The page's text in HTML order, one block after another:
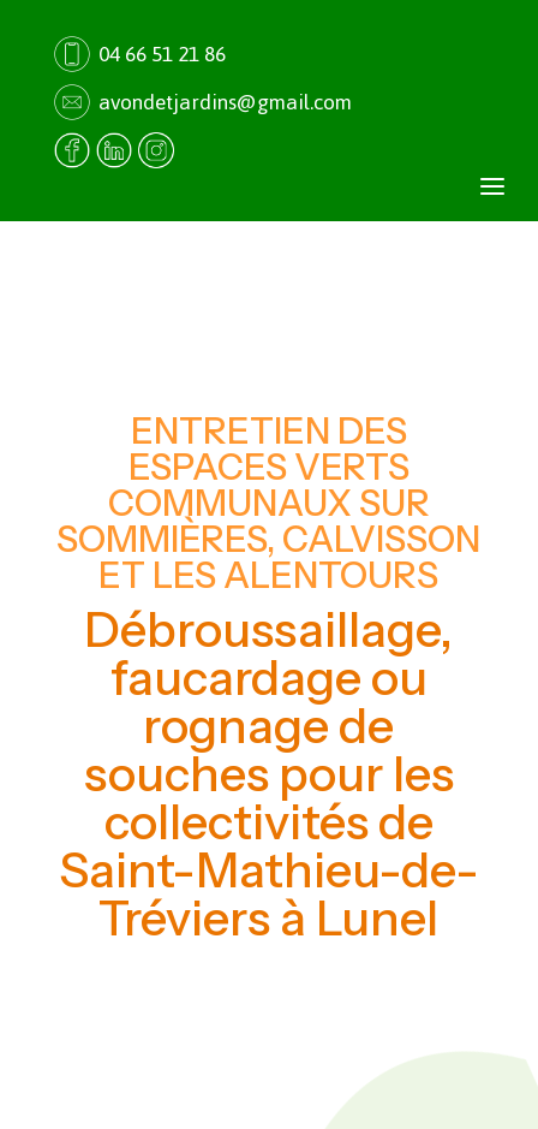
04 66 51 21 86
avondetjardins@gmail.com
a
ENTRETIEN DES
ESPACES VERTS
COMMUNAUX SUR
SOMMIÈRES, CALVISSON
ET LES ALENTOURS
Débroussaillage,
faucardage ou
rognage de
souches pour les
collectivités de
Saint-Mathieu-de-
Tréviers à Lunel